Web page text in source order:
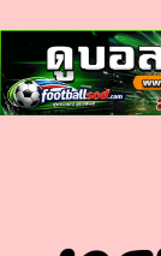
ฝัน
เห็น
งู